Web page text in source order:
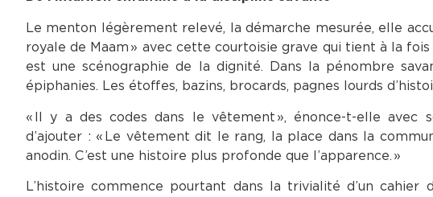
Le menton légèrement relevé, la démarche mesurée, elle
royale de Maam » avec cette courtoisie grave qui tient à la
est une scénographie de la dignité. Dans la pénombre
épiphanies. Les étoffes, bazins, brocards, pagnes lourds
« Il y a des codes dans le vêtement », énonce-t-elle avec
d’ajouter : « Le vêtement dit le rang, la place dans la
anodin. C’est une histoire plus profonde que l’apparence. »
L’histoire commence pourtant dans la trivialité d’un cahier